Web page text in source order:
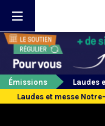
Émissions
Laudes
Laudes et messe